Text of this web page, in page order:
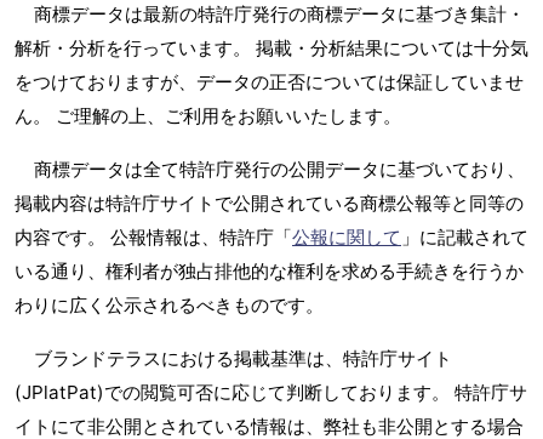
商標データは最新の特許庁発行の商標データに基づき集計・
解析・分析を行っています。 掲載・分析結果については十分気
をつけておりますが、データの正否については保証していませ
ん。 ご理解の上、ご利用をお願いいたします。
商標データは全て特許庁発行の公開データに基づいており、
掲載内容は特許庁サイトで公開されている商標公報等と同等の
内容です。 公報情報は、特許庁「公報に関して 」に記載されて
いる通り、権利者が独占排他的な権利を求める手続きを行うか
わりに広く公示されるべきものです。
ブランドテラスにおける掲載基準は、特許庁サイト
(JPlatPat)での閲覧可否に応じて判断しております。 特許庁サ
イトにて非公開とされている情報は、弊社も非公開とする場合